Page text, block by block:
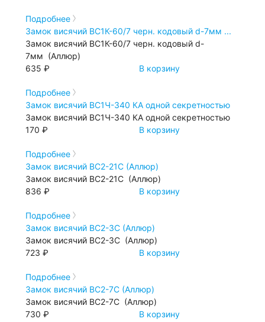
Подробнее
Замок висячий ВС1К-60/7 черн. кодовый d-7мм ...
Замок висячий ВС1К-60/7 черн. кодовый d-
7мм (Аллюр)
635 ₽
В корзину
Подробнее
Замок висячий ВС1Ч-340 КА одной секретностью
Замок висячий ВС1Ч-340 КА одной секретностью
170 ₽
В корзину
Подробнее
Замок висячий ВС2-21С (Аллюр)
Замок висячий ВС2-21С (Аллюр)
836 ₽
В корзину
Подробнее
Замок висячий ВС2-3С (Аллюр)
Замок висячий ВС2-3С (Аллюр)
723 ₽
В корзину
Подробнее
Замок висячий ВС2-7С (Аллюр)
Замок висячий ВС2-7С (Аллюр)
730 ₽
В корзину